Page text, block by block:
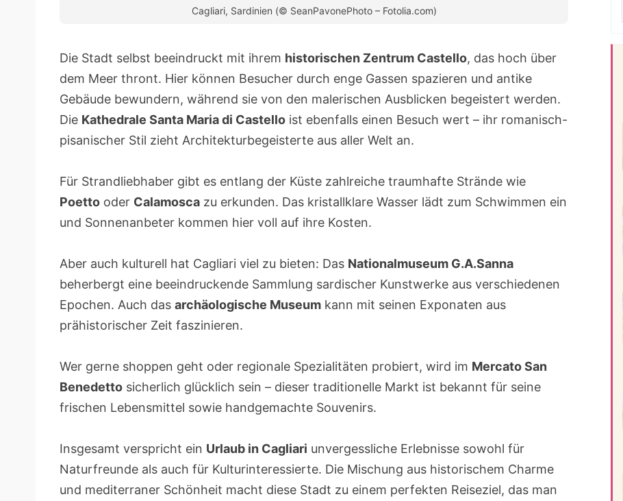
Cagliari, Sardinien (© SeanPavonePhoto – Fotolia.com)
Die Stadt selbst beeindruckt mit ihrem historischen Zentrum Castello, das hoch über
dem Meer thront. Hier können Besucher durch enge Gassen spazieren und antike
Gebäude bewundern, während sie von den malerischen Ausblicken begeistert werden.
Die Kathedrale Santa Maria di Castello ist ebenfalls einen Besuch wert – ihr romanisch-
pisanischer Stil zieht Architekturbegeisterte aus aller Welt an.
Für Strandliebhaber gibt es entlang der Küste zahlreiche traumhafte Strände wie
Poetto oder Calamosca zu erkunden. Das kristallklare Wasser lädt zum Schwimmen ein
und Sonnenanbeter kommen hier voll auf ihre Kosten.
Aber auch kulturell hat Cagliari viel zu bieten: Das Nationalmuseum G.A.Sanna
beherbergt eine beeindruckende Sammlung sardischer Kunstwerke aus verschiedenen
Epochen. Auch das archäologische Museum kann mit seinen Exponaten aus
prähistorischer Zeit faszinieren.
Wer gerne shoppen geht oder regionale Spezialitäten probiert, wird im Mercato San
Benedetto sicherlich glücklich sein – dieser traditionelle Markt ist bekannt für seine
frischen Lebensmittel sowie handgemachte Souvenirs.
Insgesamt verspricht ein Urlaub in Cagliari unvergessliche Erlebnisse sowohl für
Naturfreunde als auch für Kulturinteressierte. Die Mischung aus historischem Charme
und mediterraner Schönheit macht diese Stadt zu einem perfekten Reiseziel, das man